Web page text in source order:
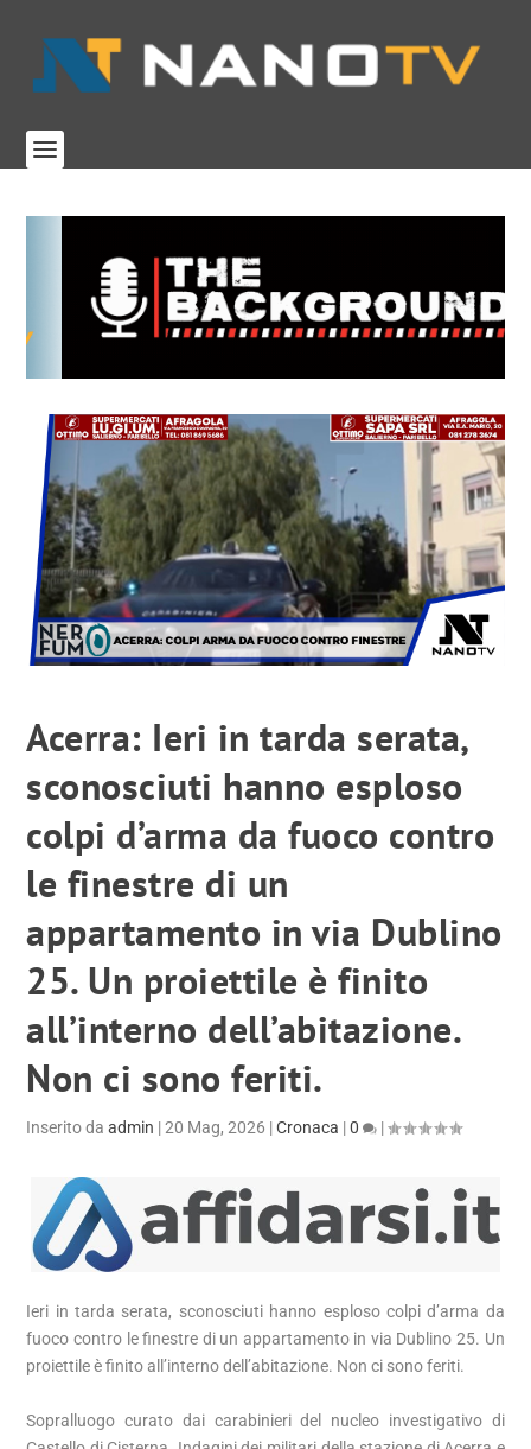
Acerra: Ieri in tarda serata,
sconosciuti hanno esploso
colpi d’arma da fuoco contro
le finestre di un
appartamento in via Dublino
25. Un proiettile è finito
all’interno dell’abitazione.
Non ci sono feriti.
Inserito daadmin |20 Mag, 2026 |Cronaca |0 |
Ieri in tarda serata, sconosciuti hanno esploso colpi d’arma da
fuoco contro le finestre di un appartamento in via Dublino 25. Un
proiettile è finito all’interno dell’abitazione. Non ci sono feriti.
Sopralluogo curato dai carabinieri del nucleo investigativo di